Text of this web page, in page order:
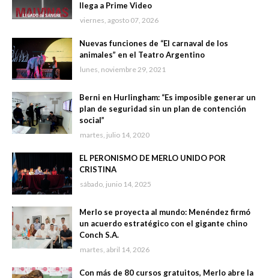
llega a Prime Video
viernes, agosto 07, 2026
Nuevas funciones de “El carnaval de los
animales” en el Teatro Argentino
lunes, noviembre 29, 2021
Berni en Hurlingham: “Es imposible generar un
plan de seguridad sin un plan de contención
social”
martes, julio 14, 2020
EL PERONISMO DE MERLO UNIDO POR
CRISTINA
sábado, junio 14, 2025
Merlo se proyecta al mundo: Menéndez firmó
un acuerdo estratégico con el gigante chino
Conch S.A.
martes, abril 14, 2026
Con más de 80 cursos gratuitos, Merlo abre la